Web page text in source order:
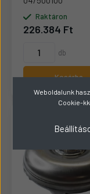
Raktáron
226.384 Ft
db
Kosárba
Weboldalunk
Cookie-